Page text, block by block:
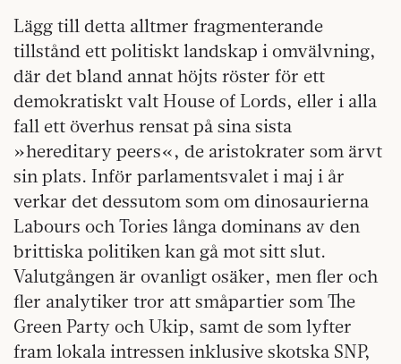
Lägg till detta alltmer fragmenterande
tillstånd ett politiskt landskap i omvälvning,
där det bland annat höjts röster för ett
demokratiskt valt House of Lords, eller i alla
fall ett överhus rensat på sina sista
»hereditary peers«, de aristokrater som ärvt
sin plats. Inför parlamentsvalet i maj i år
verkar det dessutom som om dinosaurierna
Labours och Tories långa dominans av den
brittiska politiken kan gå mot sitt slut.
Valutgången är ovanligt osäker, men fler och
fler analytiker tror att småpartier som The
Green Party och Ukip, samt de som lyfter
fram lokala intressen inklusive skotska SNP,